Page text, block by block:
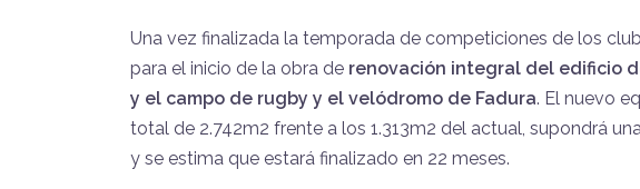
Una vez finalizada la temporada de competiciones de los
para el inicio de la obra de renovación integral del edificio
y el campo de rugby y el velódromo de Fadura. El nuevo
total de 2.742m2 frente a los 1.313m2 del actual, supondrá
y se estima que estará finalizado en 22 meses.